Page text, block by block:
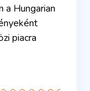
a Hungarian
piacra